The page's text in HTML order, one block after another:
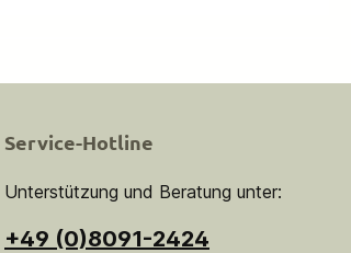
Service-Hotline
Unterstützung und Beratung unter:
+49 (0)8091-2424